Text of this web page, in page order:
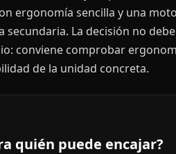
ergonomía sencilla y una
secundaria. La decisión no
conviene comprobar
de la unidad concreta.
quién puede encajar?